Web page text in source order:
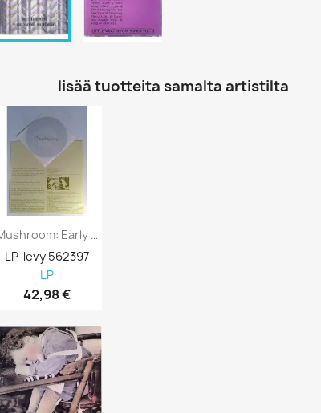
lisää tuotteita samalta artistilta
Mushroom: Early One Morning LP + 7-Inch...
LP-levy 562397
LP
42,98 €